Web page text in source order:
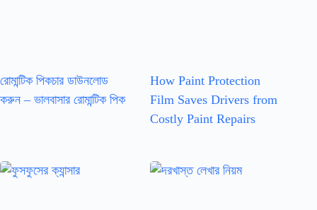
রোমান্টিক পিকচার ডাউনলোড
করুন – ভালবাসার রোমান্টিক পিক
How Paint Protection
Film Saves Drivers from
Costly Paint Repairs